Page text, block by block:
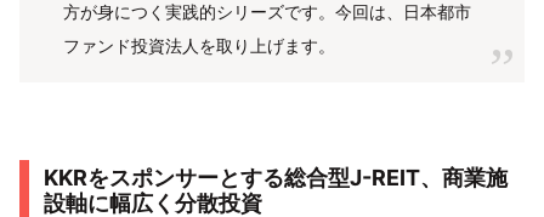
方が身につく実践的シリーズです。今回は、日本都市
ファンド投資法人を取り上げます。
KKRをスポンサーとする総合型J-REIT、商業施
設軸に幅広く分散投資